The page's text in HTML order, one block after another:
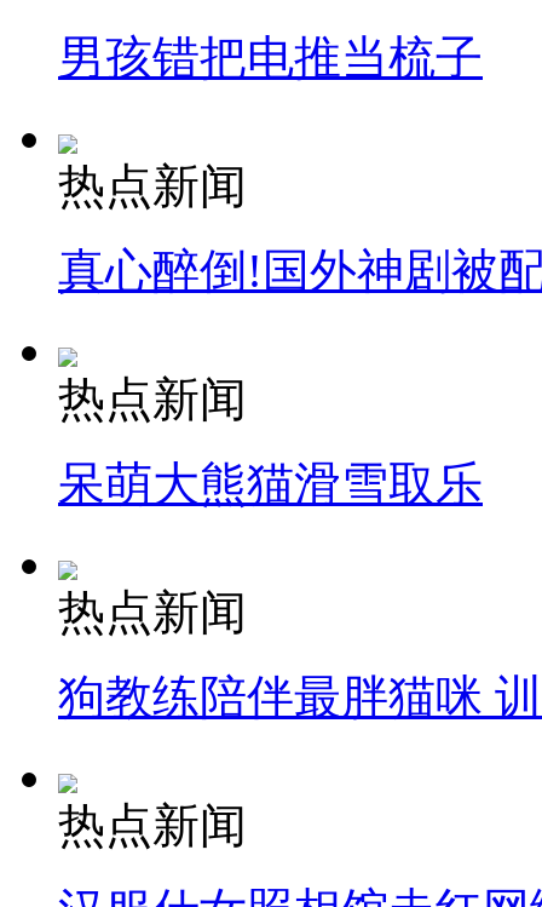
男孩错把电推当梳子
热点新闻
真心醉倒!国外神剧被
热点新闻
呆萌大熊猫滑雪取乐
热点新闻
狗教练陪伴最胖猫咪
热点新闻